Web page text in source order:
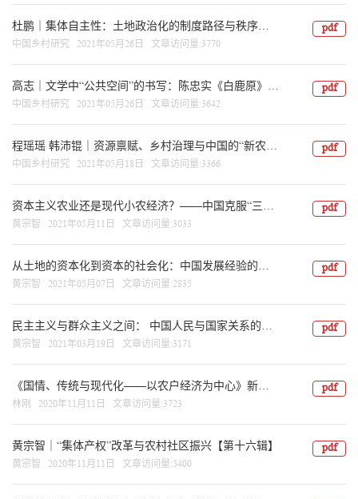
pdf
中国乡村研究 2021年05月26日 文章访问量:3770
pdf
中国乡村研究 2021年05月26日 文章访问量:3642
pdf
中国乡村研究 2021年05月18日 文章访问量:3366
pdf
黄宗智 2021年05月11日 文章访问量:3033
pdf
黄宗智 2021年05月07日 文章访问量:2835
pdf
黄宗智 2021年03月19日 文章访问量:3171
pdf
林刚 2020年11月11日 文章访问量:3723
黄宗智｜“集体产权”改革与农村社区振兴【第十六辑】 pdf
黄宗智 2020年11月11日 文章访问量:5400